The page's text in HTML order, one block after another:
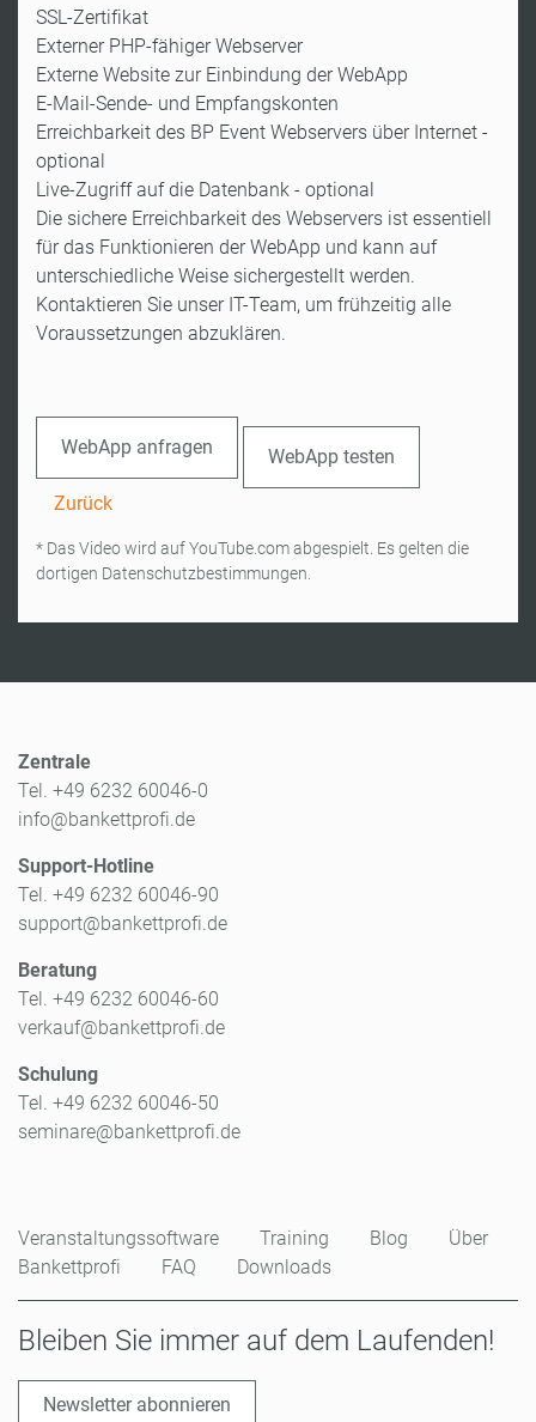
SSL-Zertifikat
Externer PHP-fähiger Webserver
Externe Website zur Einbindung der WebApp
E-Mail-Sende- und Empfangskonten
Erreichbarkeit des BP Event Webservers über Internet -
optional
Live-Zugriff auf die Datenbank - optional
Die sichere Erreichbarkeit des Webservers ist essentiell
für das Funktionieren der WebApp und kann auf
unterschiedliche Weise sichergestellt werden.
Kontaktieren Sie unser IT-Team, um frühzeitig alle
Voraussetzungen abzuklären.
WebApp anfragen WebApp testen
Zurück
* Das Video wird auf YouTube.com abgespielt. Es gelten die
dortigen Datenschutzbestimmungen.
Zentrale
Tel. +49 6232 60046-0
info@bankettprofi.de
Support-Hotline
Tel. +49 6232 60046-90
support@bankettprofi.de
Beratung
Tel. +49 6232 60046-60
verkauf@bankettprofi.de
Schulung
Tel. +49 6232 60046-50
seminare@bankettprofi.de
Veranstaltungssoftware Training Blog
Über
Bankettprofi
FAQ Downloads
Bleiben Sie immer auf dem Laufenden!
Newsletter abonnieren